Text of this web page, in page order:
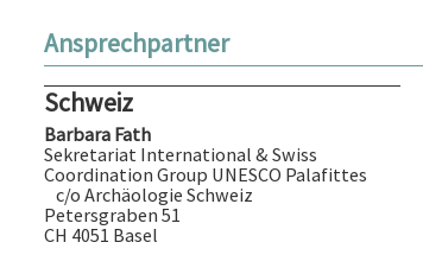
Ansprechpartner
Schweiz
Barbara Fath
Sekretariat International & Swiss
Coordination Group UNESCO Palafittes
c/o Archäologie Schweiz
Petersgraben 51
CH 4051 Basel